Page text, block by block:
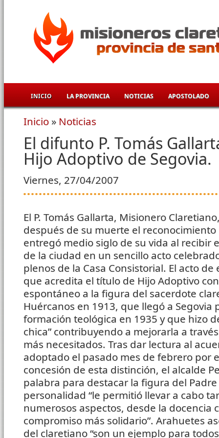
INICIO LA PROVINCIA NOTICIAS APOSTOLADO
Se encuentra usted aquí
Inicio » Noticias
El difunto P. Tomás
Hijo Adoptivo de Segovia.
Viernes, 27/04/2007
El P. Tomás Gallarta, Misionero
después de su muerte el
entregó medio siglo de su vida al recibir
de la ciudad en un sencillo acto
plenos de la Casa Consistorial. El acto
que acredita el título de Hijo Adoptivo
espontáneo a la figura del sacerdote
Huércanos en 1913, que llegó a Segovia
formación teológica en 1935 y que hizo
chica” contribuyendo a mejorarla a
más necesitados. Tras dar lectura al
adoptado el pasado mes de febrero por
concesión de esta distinción, el alcalde
palabra para destacar la figura del
personalidad “le permitió llevar a cabo
numerosos aspectos, desde la docencia
compromiso más solidario”. Arahuetes
del claretiano “son un ejemplo para